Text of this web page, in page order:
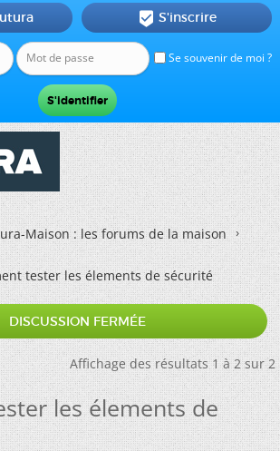
Se souvenir de moi ?
 S'inscrire
Maison : les forums de la maison
tester les élements de sécurité
DISCUSSION FERMÉE
Affichage des résultats 1 à 2 sur 2
les élements de